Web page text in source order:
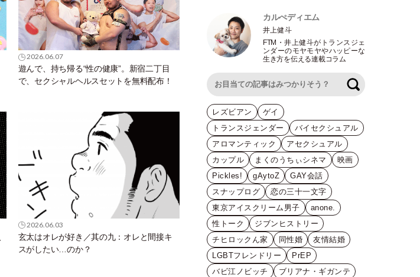
2026.06.07
遊んで、持ち帰る“性の健康”。新宿二丁目
で、セクシャルヘルスセットを無料配布！
2026.06.03
玄太はオレが好き／其の九：オレと間接キ
スがしたい…のか？
カルぺディエム
井上健斗
FTM ・井上健斗がトランスジェ
ンダーのモヤモヤやハッピーな
生き方を伝える連載コラム
レズビアン
ゲイ
トランスジェンダー
バイセクシュアル
アロマンティック
アセクシュアル
カップル
まくのうちぃシネマ
映画
Pickles!
gAytoZ
GAY会話
スナップログ
恋の三十一文字
東京アイスクリーム男子
anone.
性トーク
ジブンヒストリー
チヒロックん家
同性婚
友情結婚
LGBTフレンドリー
PrEP
バビ江ノビッチ
ブリアナ・ギガンテ